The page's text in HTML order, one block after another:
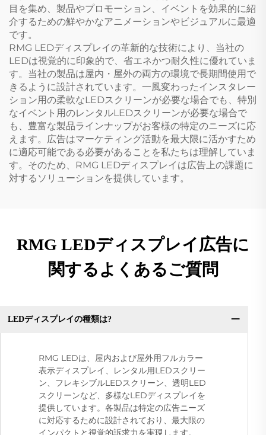
目を集め、製品やプロモーション、イベントを効果的に紹
介するための鮮やかなアニメーションやビジュアルに最適
です。
RMG LEDディスプレイの革新的な技術により、当社の
LEDは視覚的に印象的で、省エネかつ耐久性に優れていま
す。当社の製品は屋内・屋外の両方の環境で長期間使用で
きるように設計されています。一風変わったインスタレー
ション用の柔軟なLEDスクリーンが必要な場合でも、特別
なイベント用のレンタルLEDスクリーンが必要な場合で
も、豊富な製品ラインナップがお客様の特定のニーズに応
えます。広告はマーケティング活動を最大限に活かすため
に適応可能である必要があることを私たちは理解していま
す。そのため、RMG LEDディスプレイは広告上の課題に
対するソリューションを提供しています。
RMG LEDディスプレイ広告に
関するよくあるご質問
LEDディスプレイの種類は?
RMG LEDは、屋内および屋外用フルカラー
表示ディスプレイ、レンタル用LEDスクリー
ン、フレキシブルLEDスクリーン、透明LED
スクリーンなど、多様なLEDディスプレイを
提供しています。各製品は特定の広告ニーズ
に対応するために設計されており、最大限の
インパクトと視覚的訴求力を実現します。